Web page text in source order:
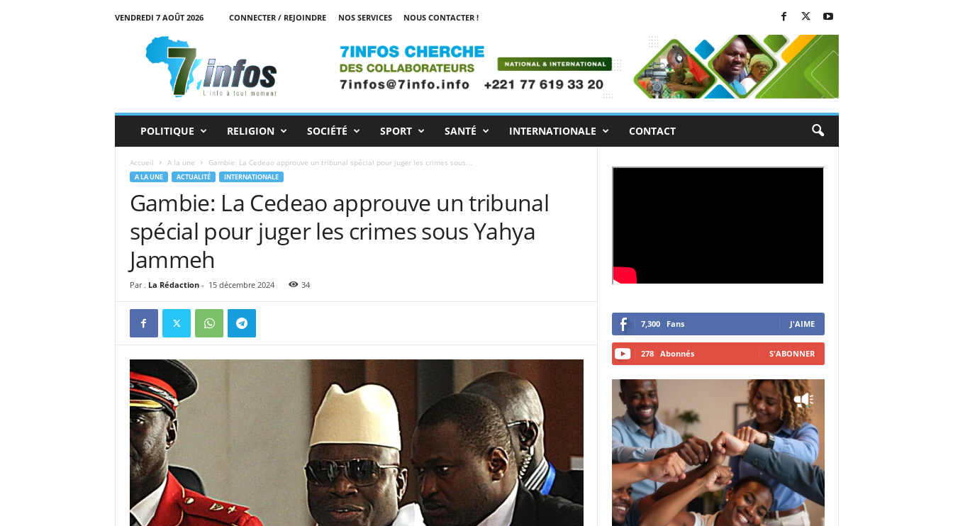
VENDREDI 7 AOÛT 2026 CONNECTER / REJOINDRE NOS SERVICES
NOUS CONTACTER !
POLITIQUE RELIGION SOCIÉTÉ SPORT SANTÉ INTERNATIONALE CONTACT
Accueil A la une Gambie: La Cedeao approuve un tribunal spécial pour juger les crimes sous...
A LA UNE ACTUALITÉ INTERNATIONALE
Gambie: La Cedeao approuve un tribunal
spécial pour juger les crimes sous Yahya
Jammeh
Par . La Rédaction- 15 décembre 2024 34
7,300 Fans J'AIME
278 Abonnés S'ABONNER